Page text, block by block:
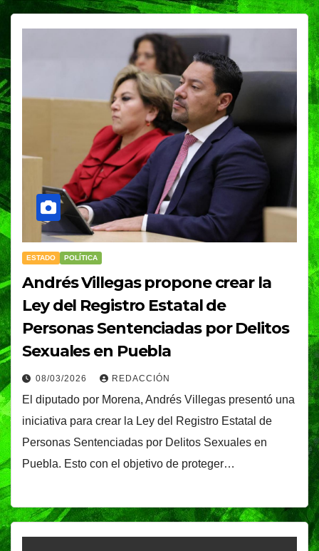
ESTADO POLÍTICA
Andrés Villegas propone crear la
Ley del Registro Estatal de
Personas Sentenciadas por Delitos
Sexuales en Puebla
08/03/2026 REDACCIÓN
El diputado por Morena, Andrés Villegas presentó una
iniciativa para crear la Ley del Registro Estatal de
Personas Sentenciadas por Delitos Sexuales en
Puebla. Esto con el objetivo de proteger…